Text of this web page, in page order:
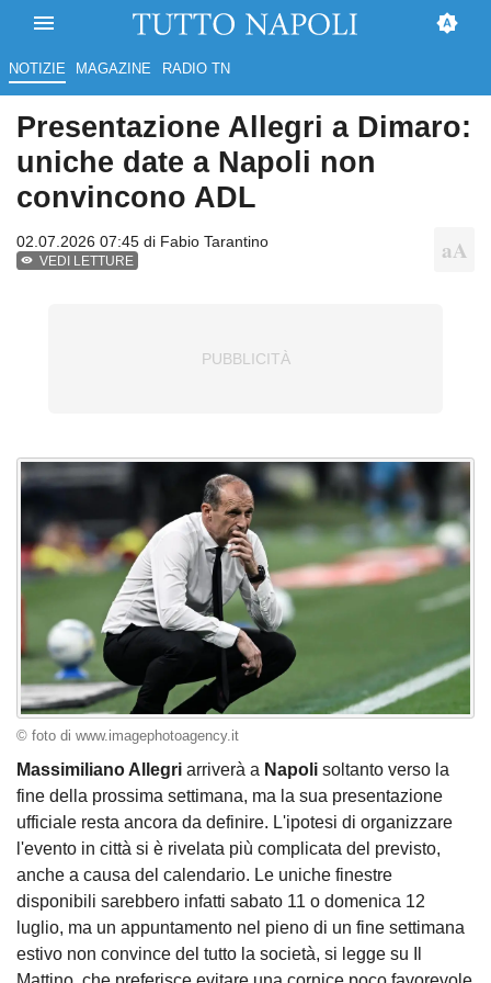
NOTIZIE MAGAZINE RADIO TN
Presentazione Allegri a Dimaro:
uniche date a Napoli non
convincono ADL
02.07.2026 07:45 di Fabio Tarantino
VEDI LETTURE
© foto di www.imagephotoagency.it
Massimiliano Allegri arriverà a Napoli soltanto verso la
fine della prossima settimana, ma la sua presentazione
ufficiale resta ancora da definire. L'ipotesi di organizzare
l'evento in città si è rivelata più complicata del previsto,
anche a causa del calendario. Le uniche finestre
disponibili sarebbero infatti sabato 11 o domenica 12
luglio, ma un appuntamento nel pieno di un fine settimana
estivo non convince del tutto la società, si legge su Il